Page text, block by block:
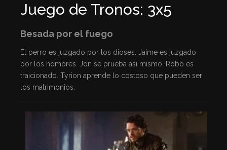
Juego de Tronos: 3x5
Besada por el fuego
El perro es juzgado por los dioses. Jaime es juzgado
por los hombres. Jon se prueba asi mismo. Robb es
traicionado. Tyrion aprende lo costoso que pueden ser
los matrimonios.